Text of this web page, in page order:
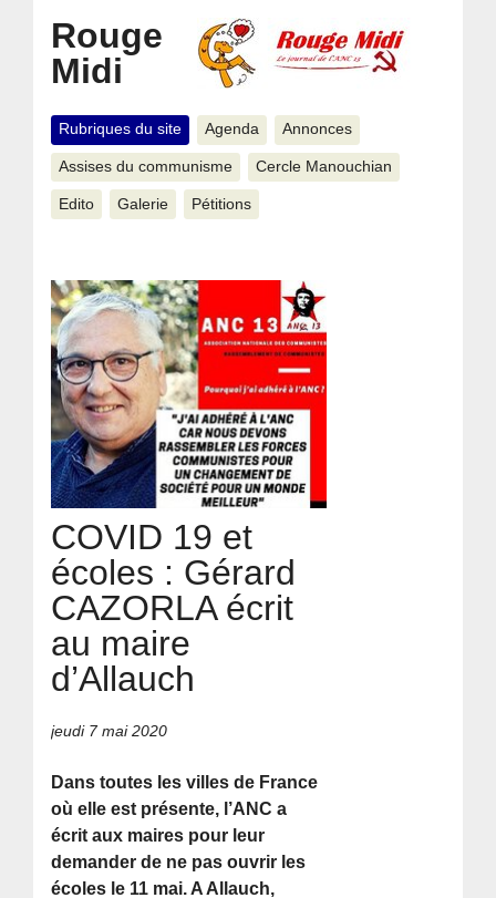
Rouge
Midi
Rubriques du site Agenda Annonces
Assises du communisme Cercle Manouchian
Edito Galerie Pétitions
COVID 19 et
écoles : Gérard
CAZORLA écrit
au maire
d’Allauch
jeudi 7 mai 2020
Dans toutes les villes de France
où elle est présente, l’ANC a
écrit aux maires pour leur
demander de ne pas ouvrir les
écoles le 11 mai. A Allauch,